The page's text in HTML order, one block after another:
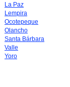
La Paz
Lempira
Ocotepeque
Olancho
Santa Bárbara
Valle
Yoro